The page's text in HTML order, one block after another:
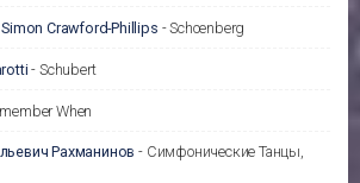
Crawford-Phillips -Schoenberg
- Schubert
When
Рахманинов - Симфонические Танцы,